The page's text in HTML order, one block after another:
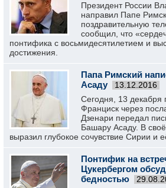
Президент России
направил Папе
поздравительную
сообщил, что
понтифика с восьмидесятилетием и
достижения.
Папа Римский
Асаду
13.12.2016
Сегодня, 13 декабря
Франциск через
Дзенари передал
Башару Асаду. В
выразил глубокое сочувствие Сирии и
Понтифик на
Цукербергом
бедностью